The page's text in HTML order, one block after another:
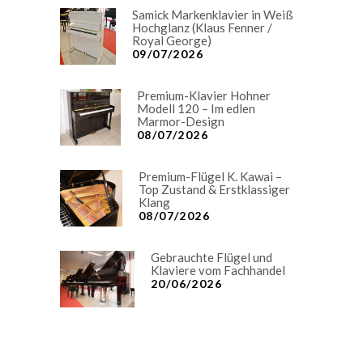
Samick Markenklavier in Weiß
Hochglanz (Klaus Fenner /
Royal George)
09/07/2026
Premium-Klavier Hohner
Modell 120 – Im edlen
Marmor-Design
08/07/2026
Premium-Flügel K. Kawai –
Top Zustand & Erstklassiger
Klang
08/07/2026
Gebrauchte Flügel und
Klaviere vom Fachhandel
20/06/2026